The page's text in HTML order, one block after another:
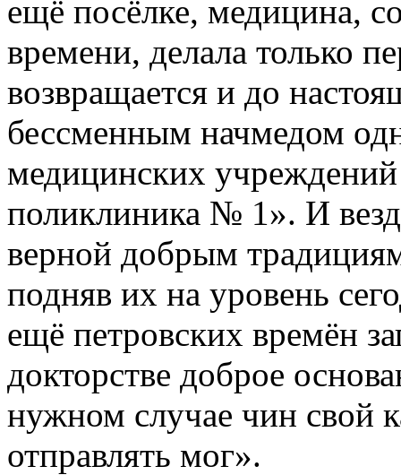
ещё посёлке, медицина,
времени, делала только
возвращается и до
бессменным начмедом
медицинских учреждений
поликлиника № 1». И
верной добрым
подняв их на уровень
ещё петровских времён
докторстве доброе
нужном случае чин свой
отправлять мог».